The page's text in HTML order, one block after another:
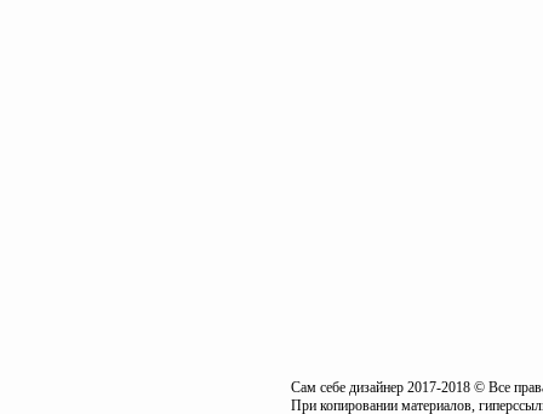
Сам себе дизайнер 2017-2018 © Все
При копировании материалов,